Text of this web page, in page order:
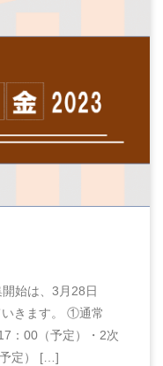
始は、3月28日
いきます。 ①通常
：00（予定）・2次
定） […]